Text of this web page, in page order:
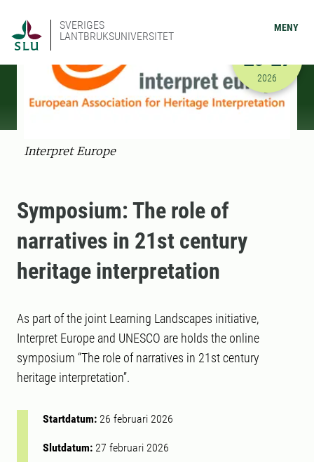
SVERIGES
LANTBRUKSUNIVERSITET
MENY
Interpret Europe
2026-02-
26-27
2026
Symposium: The role of
narratives in 21st century
heritage interpretation
As part of the joint Learning Landscapes initiative,
Interpret Europe and UNESCO are holds the online
symposium “The role of narratives in 21st century
heritage interpretation”.
Startdatum: 26 februari 2026
Slutdatum: 27 februari 2026